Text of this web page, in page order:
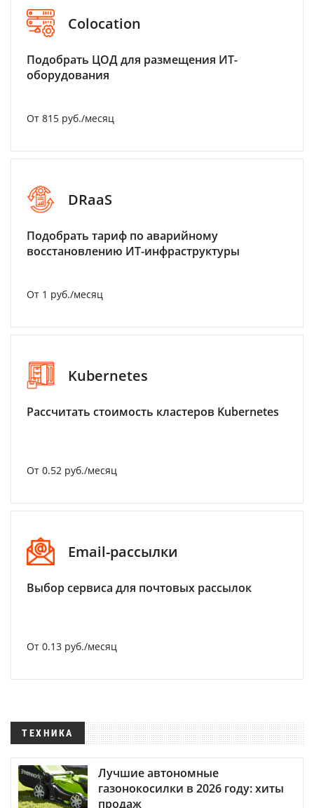
Colocation
Подобрать ЦОД для размещения ИТ-
оборудования
От 815 руб./месяц
DRaaS
Подобрать тариф по аварийному
восстановлению ИТ-инфраструктуры
От 1 руб./месяц
Kubernetes
Рассчитать стоимость кластеров Kubernetes
От 0.52 руб./месяц
Email-рассылки
Выбор сервиса для почтовых рассылок
От 0.13 руб./месяц
ТЕХНИКА
Лучшие автономные
газонокосилки в 2026 году: хиты
продаж